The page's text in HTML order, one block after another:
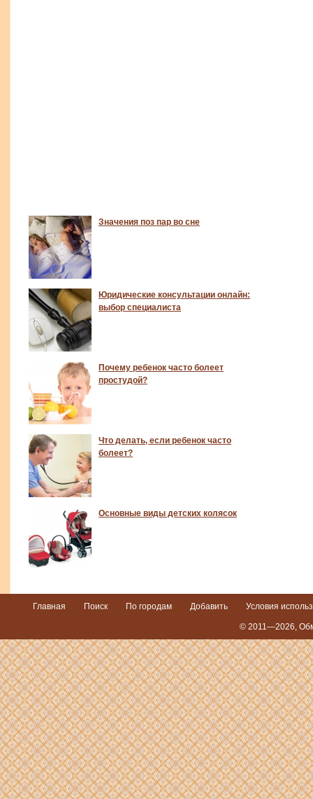
Значения поз пар во сне
Юридические консультации онлайн:
выбор специалиста
Почему ребенок часто болеет
простудой?
Что делать, если ребенок часто
болеет?
Основные виды детских колясок
Главная Поиск По городам Добавить Условия
© 2011—2026,